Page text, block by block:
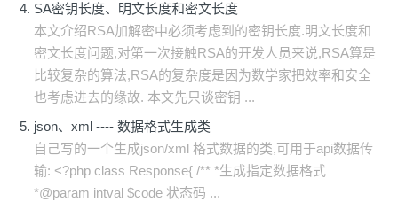
SA密钥长度、明文长度和密文长度
本文介绍RSA加解密中必须考虑到的密钥长度.明文长度和
密文长度问题,对第一次接触RSA的开发人员来说,RSA算是
比较复杂的算法,RSA的复杂度是因为数学家把效率和安全
也考虑进去的缘故. 本文先只谈密钥 ...
json、xml ---- 数据格式生成类
自己写的一个生成json/xml 格式数据的类,可用于api数据传
输: <?php class Response{ /** *生成指定数据格式
*@param intval $code 状态码 ...